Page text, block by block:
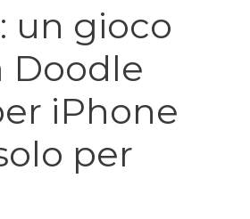
un gioco
Doodle
iPhone
per